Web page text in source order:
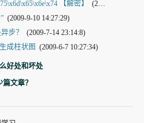
【解密】
(2009-12-9 12:33:40)
(2009-9-10 14:27:29)
步？
(2009-7-14 23:14:8)
成柱状图 (2009-6-7 10:27:34)
好处和坏处
文章？